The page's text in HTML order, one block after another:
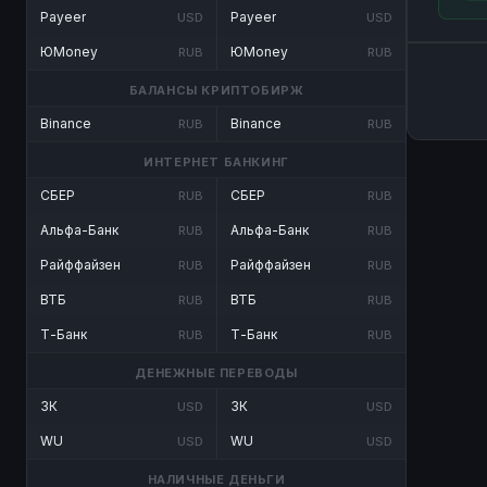
Payeer USD
ЮMoney RUB
Payeer USD
ЮMoney RUB
БАЛАНСЫ КРИПТОБИРЖ
Binance RUB Binance RUB
ИНТЕРНЕТ БАНКИНГ
СБЕР RUB
Альфа-Банк RUB
Райффайзен RUB
ВТБ RUB
Т-Банк RUB
СБЕР RUB
Альфа-Банк RUB
Райффайзен RUB
ВТБ RUB
Т-Банк RUB
ДЕНЕЖНЫЕ ПЕРЕВОДЫ
ЗК USD
WU USD
ЗК USD
WU USD
НАЛИЧНЫЕ ДЕНЬГИ